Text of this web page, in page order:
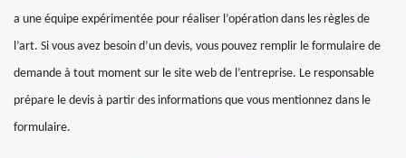
a une équipe expérimentée pour réaliser l’opération dans les règles de
l’art. Si vous avez besoin d’un devis, vous pouvez remplir le formulaire de
demande à tout moment sur le site web de l’entreprise. Le responsable
prépare le devis à partir des informations que vous mentionnez dans le
formulaire.